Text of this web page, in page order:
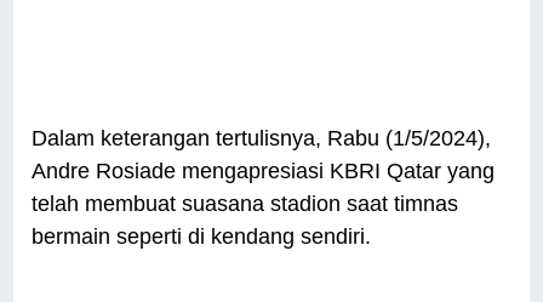
Dalam keterangan tertulisnya, Rabu (1/5/2024),
Andre Rosiade mengapresiasi KBRI Qatar yang
telah membuat suasana stadion saat timnas
bermain seperti di kendang sendiri.